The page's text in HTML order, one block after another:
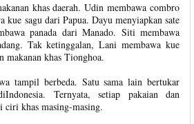
khas daerah. Udin membawa combro
kue sagu dari Papua. Dayu menyiapkan sate
panada dari Manado. Siti membawa
Tak ketinggalan, Lani membawa kue
makanan khas Tionghoa.
tampil berbeda. Satu sama lain bertukar
Ternyata, setiap pakaian dan
ciri khas masing-masing.